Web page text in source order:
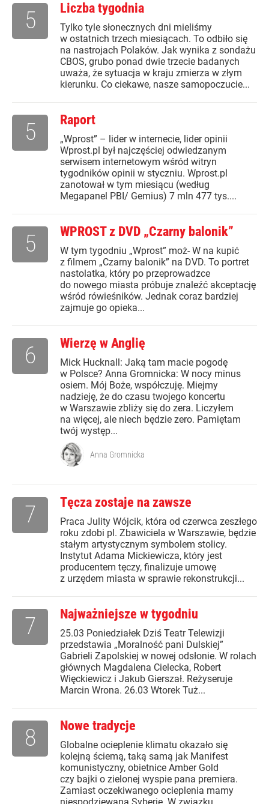
Liczba tygodnia
Tylko tyle słonecznych dni mieliśmy
w ostatnich trzech miesiącach. To odbiło się
na nastrojach Polaków. Jak wynika z sondażu
CBOS, grubo ponad dwie trzecie badanych
uważa, że sytuacja w kraju zmierza w złym
kierunku. Co ciekawe, nasze samopoczucie...
5
Raport
„Wprost” – lider w internecie, lider opinii
Wprost.pl był najczęściej odwiedzanym
serwisem internetowym wśród witryn
tygodników opinii w styczniu. Wprost.pl
zanotował w tym miesiącu (według
Megapanel PBI/ Gemius) 7 mln 477 tys....
5
WPROST z DVD „Czarny balonik”
W tym tygodniu „Wprost” moż- W na kupić
z filmem „Czarny balonik” na DVD. To portret
nastolatka, który po przeprowadzce
do nowego miasta próbuje znaleźć akceptację
wśród rówieśników. Jednak coraz bardziej
zajmuje go opieka...
5
Wierzę w Anglię
Mick Hucknall: Jaką tam macie pogodę
w Polsce? Anna Gromnicka: W nocy minus
osiem. Mój Boże, współczuję. Miejmy
nadzieję, że do czasu twojego koncertu
w Warszawie zbliży się do zera. Liczyłem
na więcej, ale niech będzie zero. Pamiętam
twój występ...
6
Anna Gromnicka
Tęcza zostaje na zawsze
Praca Julity Wójcik, która od czerwca zeszłego
roku zdobi pl. Zbawiciela w Warszawie, będzie
stałym artystycznym symbolem stolicy.
Instytut Adama Mickiewicza, który jest
producentem tęczy, finalizuje umowę
z urzędem miasta w sprawie rekonstrukcji...
7
Najważniejsze w tygodniu
25.03 Poniedziałek Dziś Teatr Telewizji
przedstawia „Moralność pani Dulskiej”
Gabrieli Zapolskiej w nowej odsłonie. W rolach
głównych Magdalena Cielecka, Robert
Więckiewicz i Jakub Gierszał. Reżyseruje
Marcin Wrona. 26.03 Wtorek Tuż...
7
Nowe tradycje
Globalne ocieplenie klimatu okazało się
kolejną ściemą, taką samą jak Manifest
komunistyczny, obietnice Amber Gold
czy bajki o zielonej wyspie pana premiera.
Zamiast oczekiwanego ocieplenia mamy
8